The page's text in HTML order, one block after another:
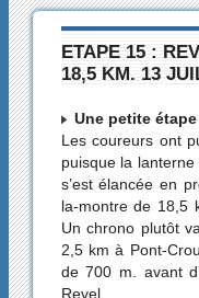
ETAPE 15 :
18,5 KM. 13
Une petite étape
Les coureurs ont
puisque la lanterne
s’est élancée en
la-montre de 18,5
Un chrono plutôt
2,5 km à Pont-
de 700 m. avant
Revel.